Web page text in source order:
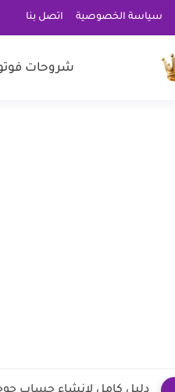
سياسة الخصوصية اتصل بنا
شروحات